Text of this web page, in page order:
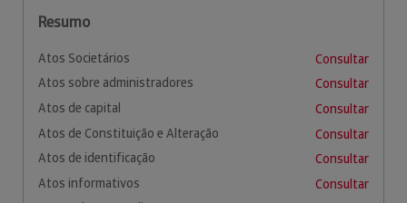
Resumo
Atos Societários
Consultar
Atos sobre administradores
Consultar
Atos de capital
Consultar
Atos de Constituição e Alteração
Consultar
Atos de identificação
Consultar
Atos informativos
Consultar